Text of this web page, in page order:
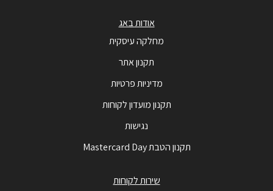
אודות באג
מחלקה עיסקית
תקנון אתר
מדיניות פרטיות
תקנון מועדון לקוחות
נגישות
תקנון הטבת Mastercard Day
שירות לקוחות